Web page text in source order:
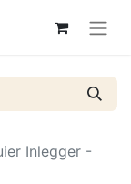
Inlegger -